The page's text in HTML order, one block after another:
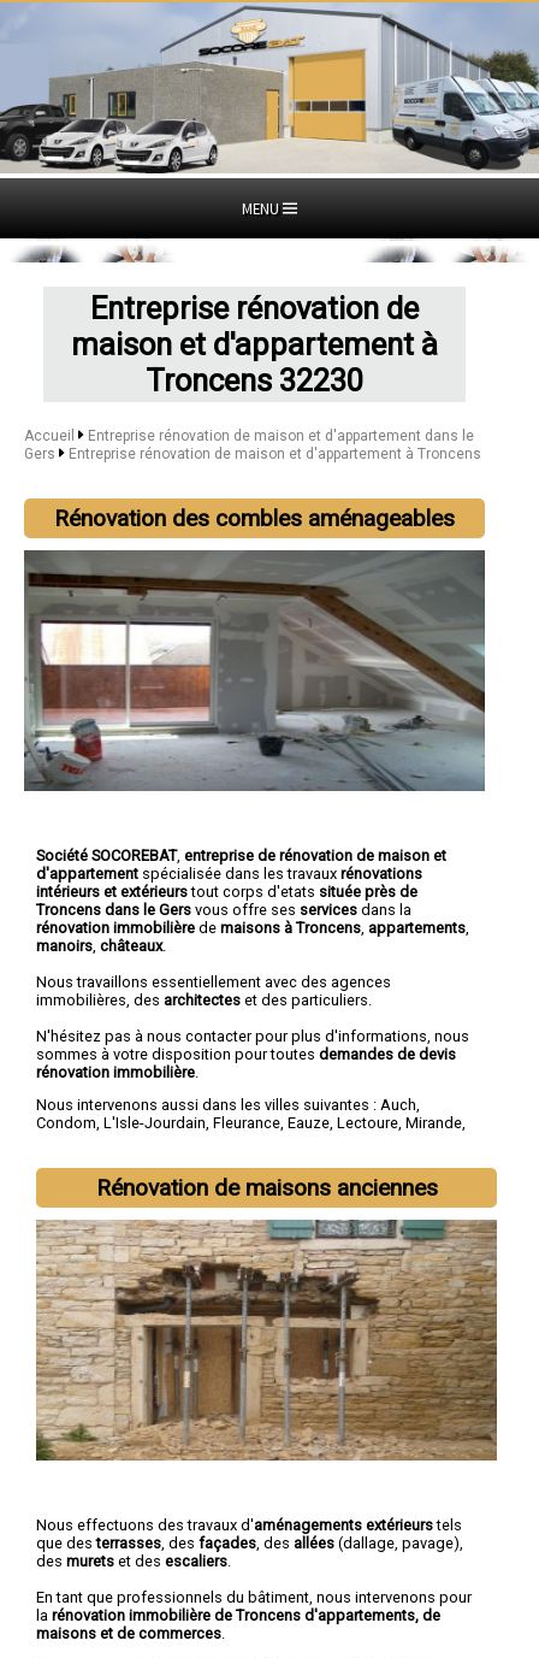
MENU
Entreprise rénovation de
maison et d'appartement à
Troncens 32230
Accueil
Entreprise rénovation de maison et d'appartement dans le
Gers
Entreprise rénovation de maison et d'appartement à Troncens
Rénovation des combles aménageables
Société SOCOREBAT, entreprise de rénovation de maison et
d'appartement spécialisée dans les travaux rénovations
intérieurs et extérieurstout corps d'etats située près de
Troncens dans le Gers vous offre ses services dans la
rénovation immobilière de maisons à Troncens appartements
manoirs châteaux.
Nous travaillons essentiellement avec des agences
immobilières, des architectes et des particuliers.
N'hésitez pas à nous contacter pour plus d'informations, nous
sommes à votre disposition pour toutes demandes de devis
rénovation immobilière
Nous intervenons aussi dans les villes suivantes : Auch,
Condom, L'Isle-Jourdain, Fleurance, Eauze, Lectoure, Mirande,
Rénovation de maisons anciennes
Nous effectuons des travaux d'aménagements extérieurstels
que desterrasses , des façades , des allées (dallage, pavage),
des murets et des escaliers
En tant que professionnels du bâtiment, nous intervenons pour
la rénovation immobilière de Troncens d'appartements, de
maisons et de commerces